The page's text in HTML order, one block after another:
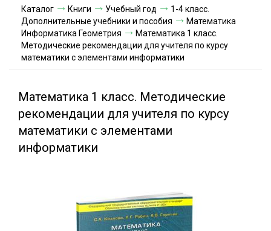
Условия доставки
Условия оплаты
Контакты
Каталог Книги Учебный год
1-4 класс.
Дополнительные учебники и пособия
Математика
Информатика Геометрия
Математика 1 класс.
Методические рекомендации для учителя по курсу
математики с элементами информатики
Математика 1 класс. Методические
рекомендации для учителя по курсу
математики с элементами
информатики